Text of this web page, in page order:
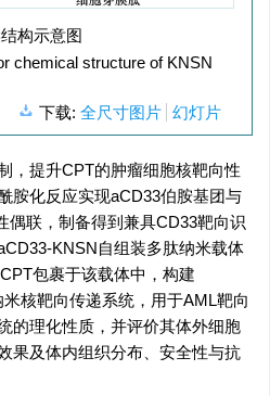
构示意图
chemical structure of KNSN
下载: 全尺寸图片 幻灯片
，提升CPT的肿瘤细胞核靶向性
胺化反应实现aCD33伯胺基团与
偶联，制备得到兼具CD33靶向识
KNSN自组装多肽纳米载体
包裹于该载体中，构建
核靶向传递系统，用于AML靶向
的理化性质，并评价其体外细胞
果及体内组织分布、安全性与抗